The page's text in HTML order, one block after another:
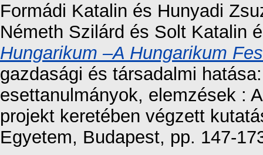
Formádi Katalin és Hunyadi
Németh Szilárd és Solt Katalin
Hungarikum –A Hungarikum
gazdasági és társadalmi
esettanulmányok, elemzések :
projekt keretében végzett
Egyetem, Budapest, pp. 147-